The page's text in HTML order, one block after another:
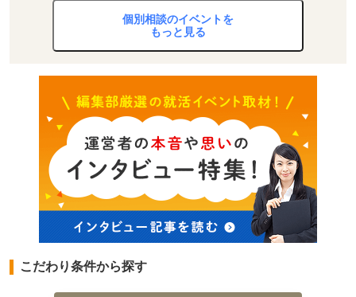
個別相談のイベントを
もっと見る
こだわり条件から探す